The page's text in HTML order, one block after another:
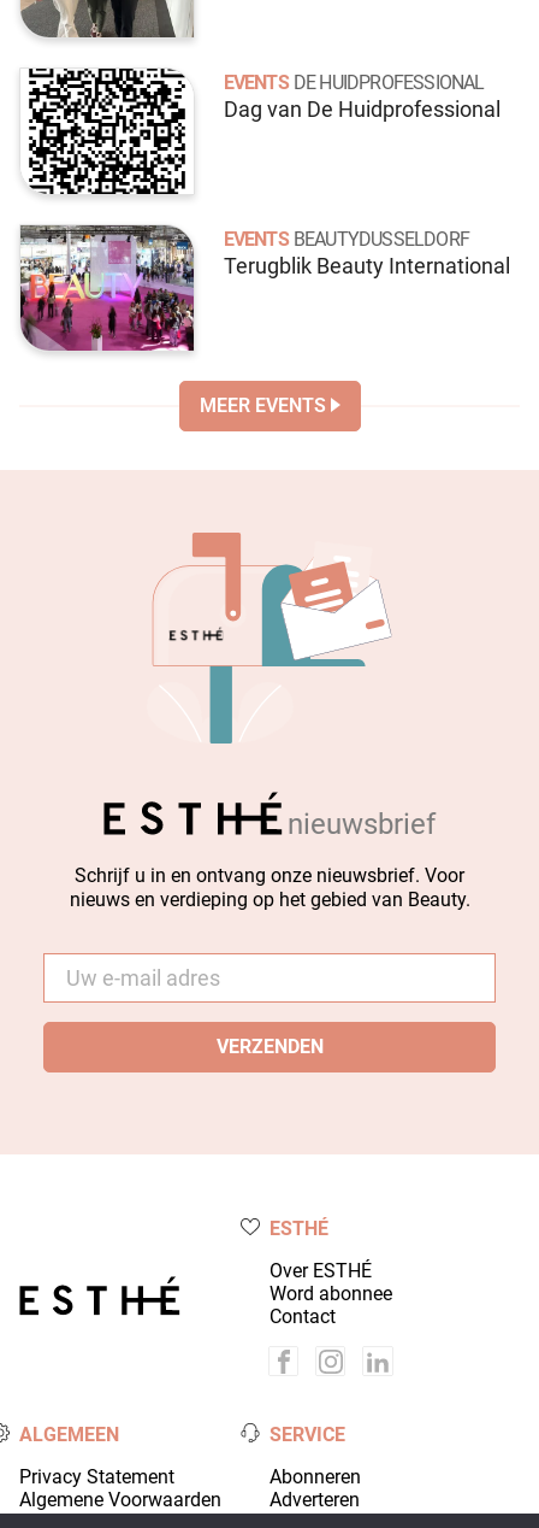
EVENTS DE HUIDPROFESSIONAL
Dag van De Huidprofessional
EVENTS BEAUTYDUSSELDORF
Terugblik Beauty International
MEER EVENTS
nieuwsbrief
Schrijf u in en ontvang onze nieuwsbrief. Voor
nieuws en verdieping op het gebied van Beauty.
mail *
ESTHÉ
Over ESTHÉ
Word abonnee
Contact
ALGEMEEN
Privacy Statement
Algemene Voorwaarden
SERVICE
Abonneren
Adverteren